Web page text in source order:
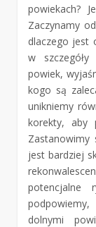
powiekach?
Zaczynamy
dlaczego jest
w
powiek,
kogo są
unikniemy
korekty, aby
Zastanowimy
jest bardziej
potencjalne
dolnymi